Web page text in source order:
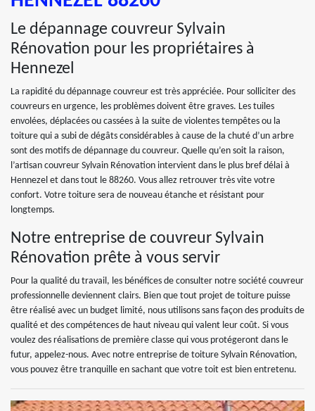
Le dépannage couvreur Sylvain
Rénovation pour les propriétaires à
Hennezel
La rapidité du dépannage couvreur est très appréciée. Pour solliciter des
couvreurs en urgence, les problèmes doivent être graves. Les tuiles
envolées, déplacées ou cassées à la suite de violentes tempêtes ou la
toiture qui a subi de dégâts considérables à cause de la chuté d’un arbre
sont des motifs de dépannage du couvreur. Quelle qu’en soit la raison,
l’artisan couvreur Sylvain Rénovation intervient dans le plus bref délai à
Hennezel et dans tout le 88260. Vous allez retrouver très vite votre
confort. Votre toiture sera de nouveau étanche et résistant pour
longtemps.
Notre entreprise de couvreur Sylvain
Rénovation prête à vous servir
Pour la qualité du travail, les bénéfices de consulter notre société couvreur
professionnelle deviennent clairs. Bien que tout projet de toiture puisse
être réalisé avec un budget limité, nous utilisons sans façon des produits de
qualité et des compétences de haut niveau qui valent leur coût. Si vous
voulez des réalisations de première classe qui vous protégeront dans le
futur, appelez-nous. Avec notre entreprise de toiture Sylvain Rénovation,
vous pouvez être tranquille en sachant que votre toit est bien entretenu.